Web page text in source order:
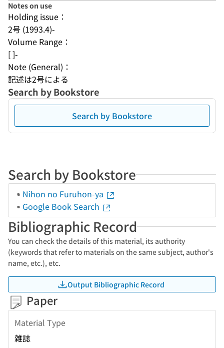
Notes on use
Holding issue：
2号 (1993.4)-
Volume Range：
[ ]-
Note (General)：
記述は2号による
Search by Bookstore
Search by Bookstore
Search by Bookstore
Nihon no Furuhon-ya
Google Book Search
Bibliographic Record
You can check the details of this material, its authority
(keywords that refer to materials on the same subject, author's
name, etc.), etc.
Output Bibliographic Record
Paper
Material Type
雑誌